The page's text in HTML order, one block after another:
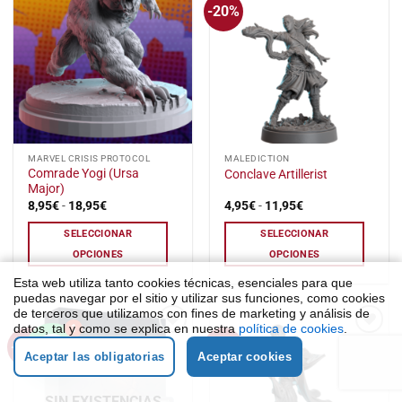
en
la
página
de
producto
en
la
Añadir
a la
lista
de
deseos
MARVEL CRISIS PROTOCOL
Comrade Yogi (Ursa
Major)
8,95€- 18,95€Rango
precios:
desde
8,95€
hasta
SELECCIONAR
OPCIONES
Este
producto
tiene
variantes.
se
pueden
elegir
en
-20%
MALEDICTION
Conclave Artillerist
4,95€- 11,95€Rango
precios:
desde
4,95€
hasta
SELECCIONAR
OPCIONES
Este
producto
tiene
variantes.
se
pueden
elegir
-20%
Añadir
a la
lista
deseos
1
Esta web utiliza tanto cookies técnicas, esenciales para que
puedas navegar por el sitio y utilizar sus funciones, como cookies
de terceros que utilizamos con fines de marketing y análisis de
datos, tal y como se explica en nuestra política de cookies
Aceptar las obligatorias Aceptar cookies